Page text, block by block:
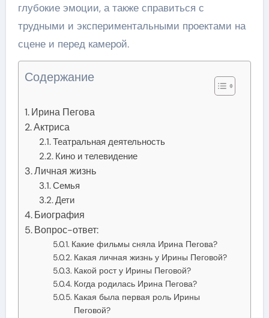
глубокие эмоции, а также справиться с
трудными и экспериментальными проектами на
сцене и перед камерой.
Содержание
Ирина Пегова
Актриса
Театральная деятельность
Кино и телевидение
Личная жизнь
Семья
Дети
Биография
Вопрос-ответ:
Какие фильмы сняла Ирина Пегова?
Какая личная жизнь у Ирины Пеговой?
Какой рост у Ирины Пеговой?
Когда родилась Ирина Пегова?
Какая была первая роль Ирины
Пеговой?